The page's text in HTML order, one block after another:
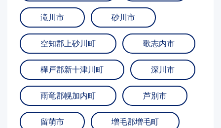
滝川市 砂川市
空知郡上砂川町 歌志内市
樺戸郡新十津川町 深川市
雨竜郡幌加内町 芦別市
留萌市 増毛郡増毛町